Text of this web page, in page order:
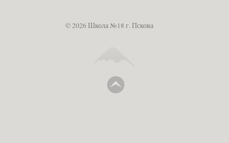
© 2026 Школа №18 г. Пскова